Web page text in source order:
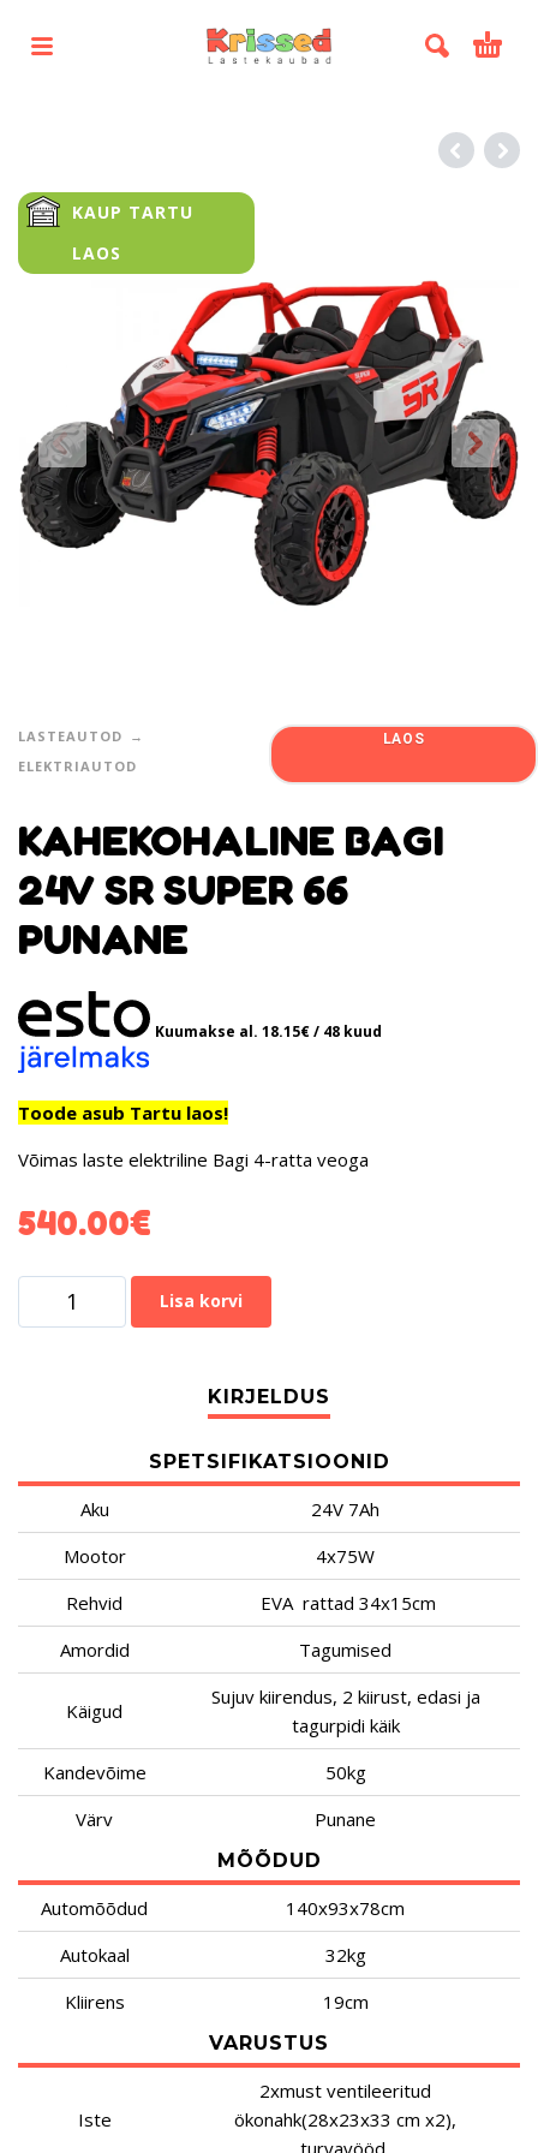
KAUP TARTU
LAOS
LASTEAUTOD
ELEKTRIAUTOD
LAOS
KAHEKOHALINE BAGI
24V SR SUPER 66
PUNANE
Kuumakse al. 18.15€/ 48 kuud
Toode asub Tartu laos!
Võimas laste elektriline Bagi 4-ratta veoga
540.00€
Lisa korvi
SPETSIFIKATSIOONID
Aku
24V 7Ah
Mootor
4x75W
Rehvid
EVA rattad 34x15cm
Amordid
Tagumised
Käigud
Sujuv kiirendus, 2 kiirust, edasi ja
tagurpidi käik
Kandevõime
50kg
Värv
Punane
MÕÕDUD
Automõõdud
140x93x78cm
Autokaal
32kg
Kliirens
19cm
VARUSTUS
Iste
2xmust ventileeritud
ökonahk(28x23x33 cm x2),